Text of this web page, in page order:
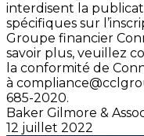
interdisent la
spécifiques sur
Groupe financier
savoir plus, veuillez
la conformité de
à
685-2020.
Baker Gilmore &
12 juillet 2022